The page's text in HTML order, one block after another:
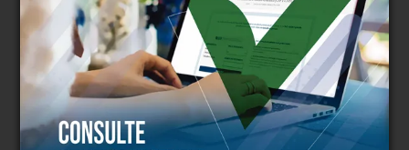
requisitos específicos, cronograma e banca
organizadora, ainda serão divulgados e estarão
disponíveis oportunamente nos canais oficiais de
comunicação do Legislativo.
A Folha de Sabará seguirá acompanhando todas as
etapas do processo e trará novas informações